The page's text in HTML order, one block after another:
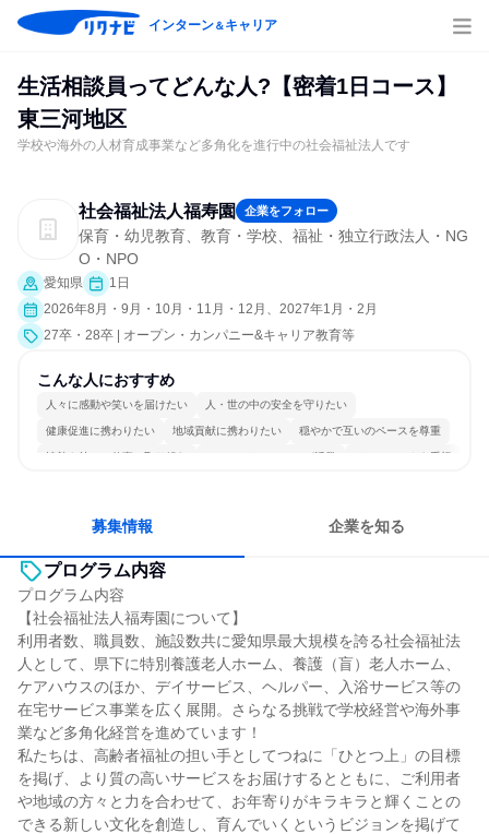
インターン＆キャリア
生活相談員ってどんな人?【密着1日コース】
東三河地区
学校や海外の人材育成事業など多角化を進行中の社会福祉法人です
社会福祉法人福寿園 企業をフォロー
保育・幼児教育、教育・学校、福祉・独立行政法人・NG
O・NPO
愛知県
1日
2026年8月・9月・10月・11月・12月、2027年1月・2月
27卒・28卒 | オープン・カンパニー&キャリア教育等
こんな人におすすめ
人々に感動や笑いを届けたい 人・世の中の安全を守りたい
健康促進に携わりたい 地域貢献に携わりたい 穏やかで互いのペースを尊重
情熱を持って仕事に取り組む コミュニケーションが活発 チームワークを重視
募集情報 企業を知る
プログラム内容
プログラム内容
【社会福祉法人福寿園について】
利用者数、職員数、施設数共に愛知県最大規模を誇る社会福祉法
人として、県下に特別養護老人ホーム、養護（盲）老人ホーム、
ケアハウスのほか、デイサービス、ヘルパー、入浴サービス等の
在宅サービス事業を広く展開。さらなる挑戦で学校経営や海外事
業など多角化経営を進めています！
私たちは、高齢者福祉の担い手としてつねに「ひとつ上」の目標
を掲げ、より質の高いサービスをお届けするとともに、ご利用者
や地域の方々と力を合わせて、お年寄りがキラキラと輝くことの
できる新しい文化を創造し、育んでいくというビジョンを掲げて